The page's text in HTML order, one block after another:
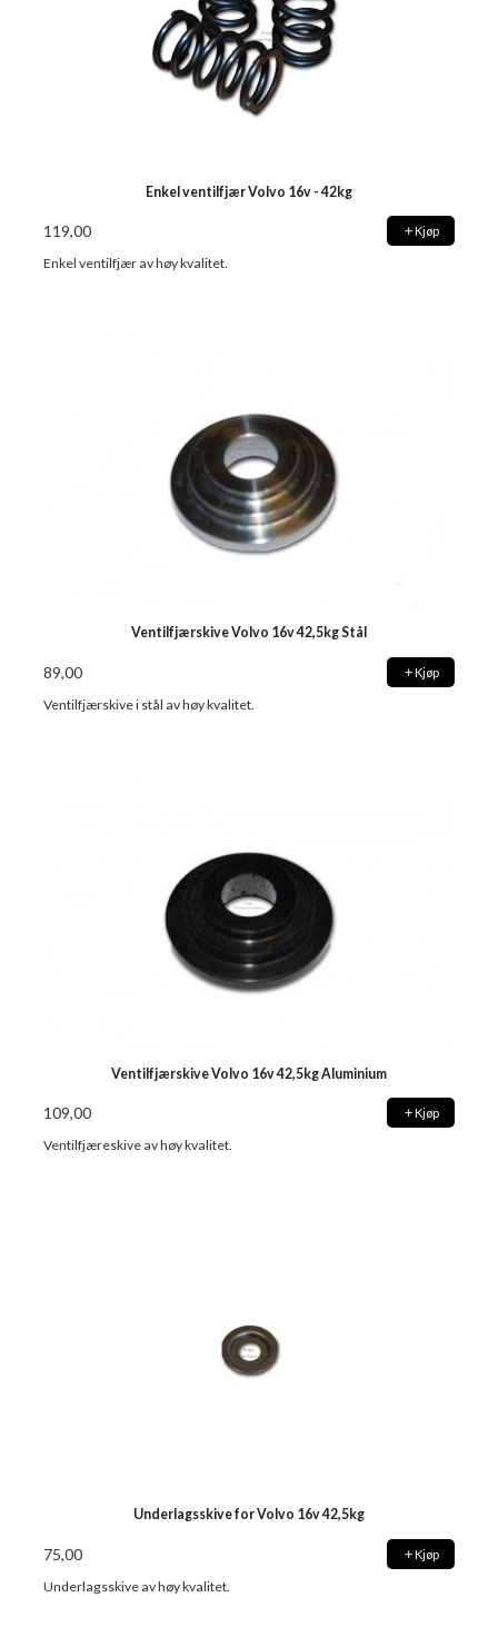
Enkel ventilfjær Volvo 16v - 42kg
119,00 Kjøp
Enkel ventilfjær av høy kvalitet.
Ventilfjærskive Volvo 16v 42,5kg Stål
89,00 Kjøp
Ventilfjærskive i stål av høy kvalitet.
Ventilfjærskive Volvo 16v 42,5kg Aluminium
109,00 Kjøp
Ventilfjæreskive av høy kvalitet.
Underlagsskive for Volvo 16v 42,5kg
75,00 Kjøp
Underlagsskive av høy kvalitet.